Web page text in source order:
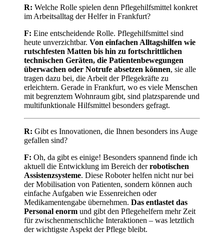
R: Welche Rolle spielen denn Pflegehilfsmittel konkret
im Arbeitsalltag der Helfer in Frankfurt?
F: Eine entscheidende Rolle. Pflegehilfsmittel sind
heute unverzichtbar. Von einfachen Alltagshilfen wie
rutschfesten Matten bis hin zu fortschrittlichen
technischen Geräten, die Patientenbewegungen
überwachen oder Notrufe absetzen können, sie alle
tragen dazu bei, die Arbeit der Pflegekräfte zu
erleichtern. Gerade in Frankfurt, wo es viele Menschen
mit begrenztem Wohnraum gibt, sind platzsparende und
multifunktionale Hilfsmittel besonders gefragt.
R: Gibt es Innovationen, die Ihnen besonders ins Auge
gefallen sind?
F: Oh, da gibt es einige! Besonders spannend finde ich
aktuell die Entwicklung im Bereich derrobotischen
Assistenzsysteme. Diese Roboter helfen nicht nur bei
der Mobilisation von Patienten, sondern können auch
einfache Aufgaben wie Essenreichen oder
Medikamentengabe übernehmen. Das entlastet das
Personal enorm und gibt den Pflegehelfern mehr Zeit
für zwischenmenschliche Interaktionen – was letztlich
der wichtigste Aspekt der Pflege bleibt.